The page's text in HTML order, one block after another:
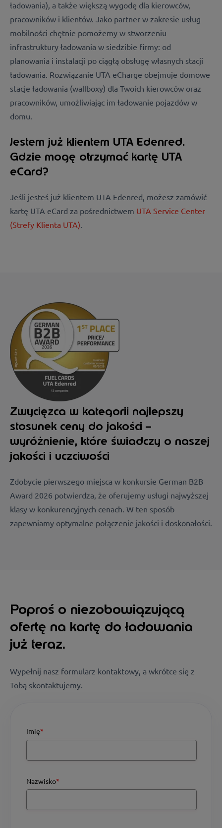
ładowania), a także większą wygodę dla kierowców,
pracowników i klientów. Jako partner w zakresie usług
mobilności chętnie pomożemy w stworzeniu
infrastruktury ładowania w siedzibie firmy: od
planowania i instalacji po ciągłą obsługę własnych stacji
ładowania. Rozwiązanie UTA eCharge obejmuje domowe
stacje ładowania (wallboxy) dla Twoich kierowców oraz
pracowników, umożliwiając im ładowanie pojazdów w
domu.
Jestem już klientem UTA Edenred.
Gdzie mogę otrzymać kartę UTA
eCard?
Jeśli jesteś już klientem UTA Edenred, możesz zamówić
kartę UTA eCard za pośrednictwem UTA Service Center
(Strefy Klienta UTA).
Zwycięzca w kategorii najlepszy
stosunek ceny do jakości –
wyróżnienie, które świadczy o naszej
jakości i uczciwości
Zdobycie pierwszego miejsca w konkursie German B2B
Award 2026 potwierdza, że oferujemy usługi najwyższej
klasy w konkurencyjnych cenach. W ten sposób
zapewniamy optymalne połączenie jakości i doskonałości.
Poproś o niezobowiązującą
ofertę na kartę do ładowania
już teraz.
Wypełnij nasz formularz kontaktowy, a wkrótce się z
Tobą skontaktujemy.
Imię*
Nazwisko*